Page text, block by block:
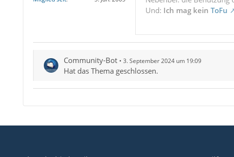
Und: Ich mag kein ToFu
Community-Bot 3. September 2024 um 19:09
Hat das Thema geschlossen.